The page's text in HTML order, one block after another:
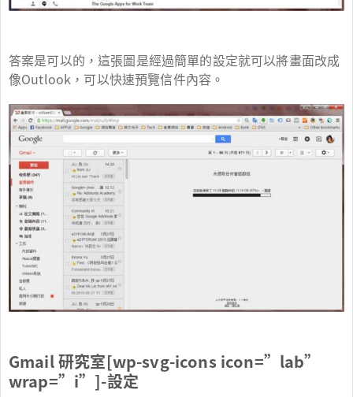
答案是可以的，這張圖是經過簡單的設定就可以將畫面改成
像Outlook，可以快速預覽信件內容。
Gmail 研究室[wp-svg-icons icon=”lab”
wrap=”i”]-設定